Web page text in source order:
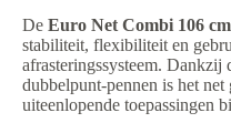
De Euro Net Combi 106
stabiliteit, flexibiliteit en
afrasteringssysteem. Dankzij
dubbelpunt-pennen is het
uiteenlopende toepassingen